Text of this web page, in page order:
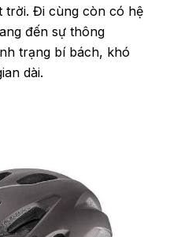
trời. Đi cùng còn có hệ
đến sự thông
trạng bí bách, khó
dài.